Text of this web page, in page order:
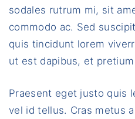
sodales rutrum mi, sit
commodo ac. Sed
quis tincidunt lorem
ut est dapibus, et
Praesent eget justo quis
vel id tellus. Cras metus